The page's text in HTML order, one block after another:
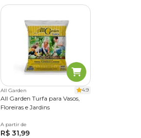
All Garden 4.9
All Garden Turfa para Vasos,
Floreiras e Jardins
20 kg
A partir de
R$ 31,99